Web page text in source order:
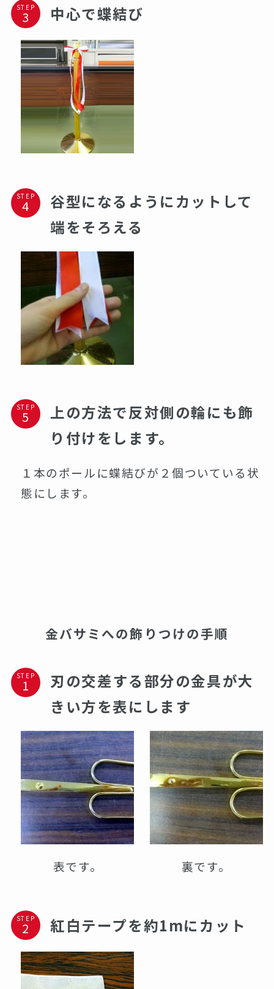
STEP 中心で蝶結び
STEP
谷型になるようにカットして
端をそろえる
STEP
上の方法で反対側の輪にも飾
り付けをします。
１本のポールに蝶結びが２個ついている状
態にします。
金バサミへの飾りつけの手順
STEP
刃の交差する部分の金具が大
きい方を表にします
表です。 裏です。
STEP 紅白テープを約1mにカット